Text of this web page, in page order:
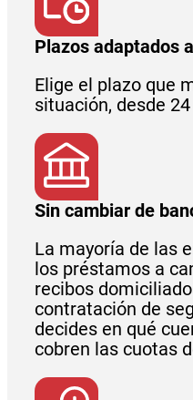
Plazos adaptados
Elige el plazo que
situación, desde
Sin cambiar de
La mayoría de las
los préstamos a
recibos
contratación de
decides en qué
cobren las cuotas